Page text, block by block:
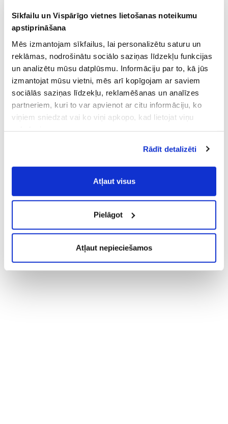
Sīkfailu un Vispārīgo vietnes lietošanas noteikumu
apstiprināšana
Mēs izmantojam sīkfailus, lai personalizētu saturu un
reklāmas, nodrošinātu sociālo saziņas līdzekļu funkcijas
un analizētu mūsu datplūsmu. Informāciju par to, kā jūs
izmantojat mūsu vietni, mēs arī kopīgojam ar saviem
sociālās saziņas līdzekļu, reklamēšanas un analīzes
partneriem, kuri to var apvienot ar citu informāciju, ko
viņiem sniedzat vai ko viņi apkopo, kad lietojat viņu
Vispārīgiem vietnes lietošanas
noteikumiem(saīsināti - VVLN).
Rādīt detalizēti
Atļaut visus
Pielāgot
Atļaut nepieciešamos